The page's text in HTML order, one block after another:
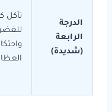
الدرجة
الرابعة
(شديدة)
تآكل